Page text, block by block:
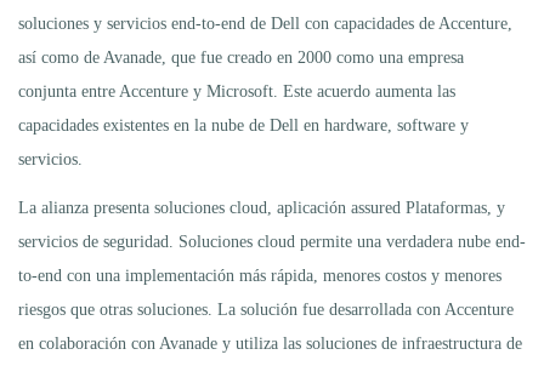
soluciones y servicios end-to-end de Dell con capacidades de Accenture,
así como de Avanade, que fue creado en 2000 como una empresa
conjunta entre Accenture y Microsoft. Este acuerdo aumenta las
capacidades existentes en la nube de Dell en hardware, software y
servicios.
La alianza presenta soluciones cloud, aplicación assured Plataformas, y
servicios de seguridad. Soluciones cloud permite una verdadera nube end-
to-end con una implementación más rápida, menores costos y menores
riesgos que otras soluciones. La solución fue desarrollada con Accenture
en colaboración con Avanade y utiliza las soluciones de infraestructura de